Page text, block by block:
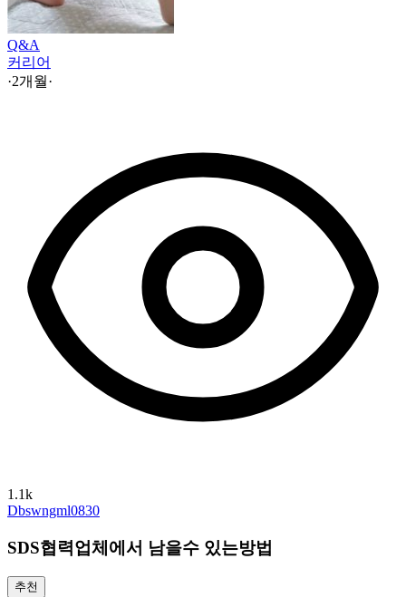
Q&A
커리어
·2개월·
1.1k
Dbswngml0830
SDS협력업체에서 남을수 있는방법
추천